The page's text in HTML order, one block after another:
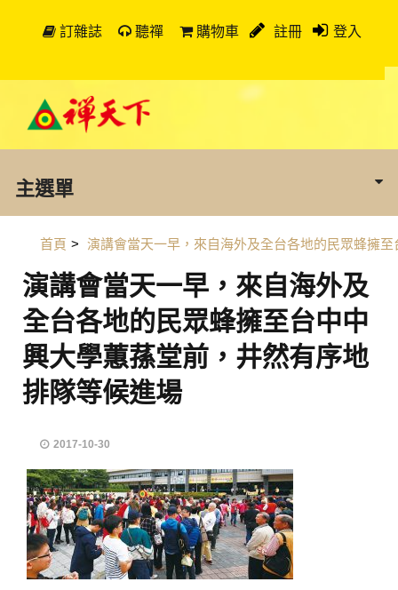
訂雜誌 聽禪 購物車 註冊 登入
主選單
首頁 > 演講會當天一早，來自海外及全台各地的民眾蜂擁至
演講會當天一早，來自海外及
全台各地的民眾蜂擁至台中中
興大學蕙蓀堂前，井然有序地
排隊等候進場
2017-10-30